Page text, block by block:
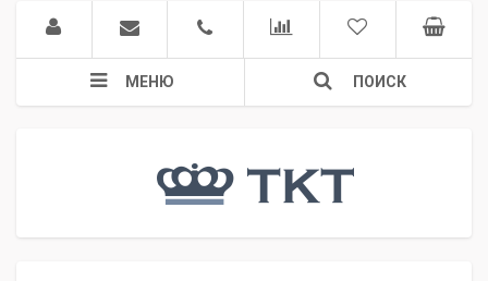
МЕНЮ ПОИСК